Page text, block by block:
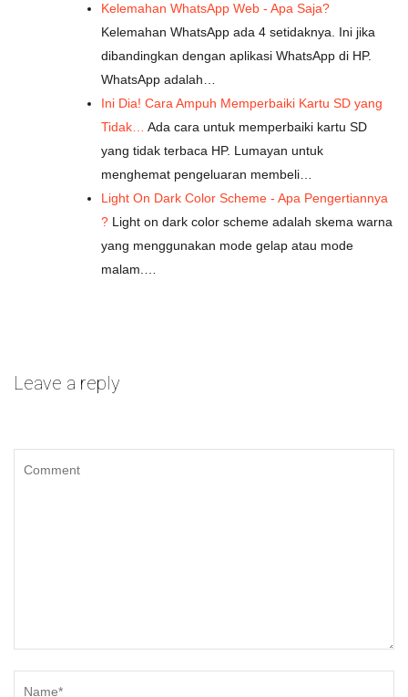
Kelemahan WhatsApp Web - Apa Saja?
Kelemahan WhatsApp ada 4 setidaknya. Ini jika
dibandingkan dengan aplikasi WhatsApp di HP.
WhatsApp adalah…
Ini Dia! Cara Ampuh Memperbaiki Kartu SD yang
Tidak…
Ada cara untuk memperbaiki kartu SD
yang tidak terbaca HP. Lumayan untuk
menghemat pengeluaran membeli…
Light On Dark Color Scheme - Apa Pengertiannya
? Light on dark color scheme adalah skema warna
yang menggunakan mode gelap atau mode
malam.…
Leave a reply